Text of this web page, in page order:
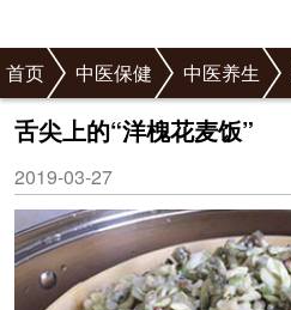
首页 中医保健 中医养生
舌尖上的“洋槐花麦饭”
2019-03-27